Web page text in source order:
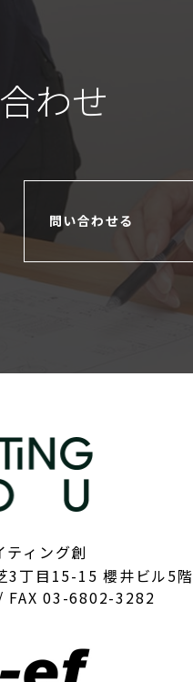
わせ
問い合わせる
ティング創
丁目15-15 櫻井ビル5階
03-6802-3282